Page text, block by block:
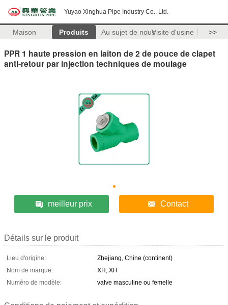
Yuyao Xinghua Pipe Industry Co., Ltd.
Maison Produits Au sujet de nousVisite d'usine >>
PPR 1 haute pression en laiton de 2 de pouce de clapet
anti-retour par injection techniques de moulage
meilleur prix Contact
Détails sur le produit
Lieu d'origine:
Zhejiang, Chine (continent)
Nom de marque:
XH, XH
Numéro de modèle:
valve masculine ou femelle